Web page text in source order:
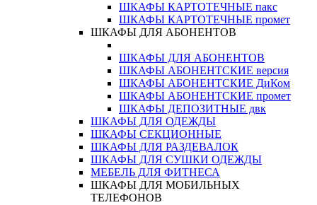
ШКАФЫ КАРТОТЕЧНЫЕ пакс
ШКАФЫ КАРТОТЕЧНЫЕ промет
ШКАФЫ ДЛЯ АБОНЕНТОВ
ШКАФЫ ДЛЯ АБОНЕНТОВ
ШКАФЫ АБОНЕНТСКИЕ версия
ШКАФЫ АБОНЕНТСКИЕ ДиКом
ШКАФЫ АБОНЕНТСКИЕ промет
ШКАФЫ ДЕПОЗИТНЫЕ двк
ШКАФЫ ДЛЯ ОДЕЖДЫ
ШКАФЫ СЕКЦИОННЫЕ
ШКАФЫ ДЛЯ РАЗДЕВАЛОК
ШКАФЫ ДЛЯ СУШКИ ОДЕЖДЫ
МЕБЕЛЬ ДЛЯ ФИТНЕСА
ШКАФЫ ДЛЯ МОБИЛЬНЫХ
ТЕЛЕФОНОВ